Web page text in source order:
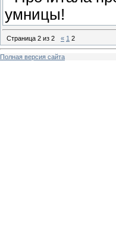
умницы!
Страница 2 из 2 « 1 2
Полная версия сайта